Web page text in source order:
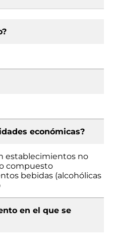
económicas?
establecimientos no
compuesto
bebidas (alcohólicas
en el que se